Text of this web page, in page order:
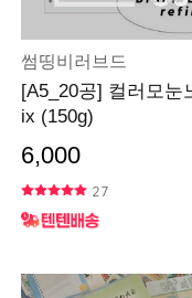
썸띵비러브드
[A5_20공] 컬러모눈
ix (150g)
6,000
27